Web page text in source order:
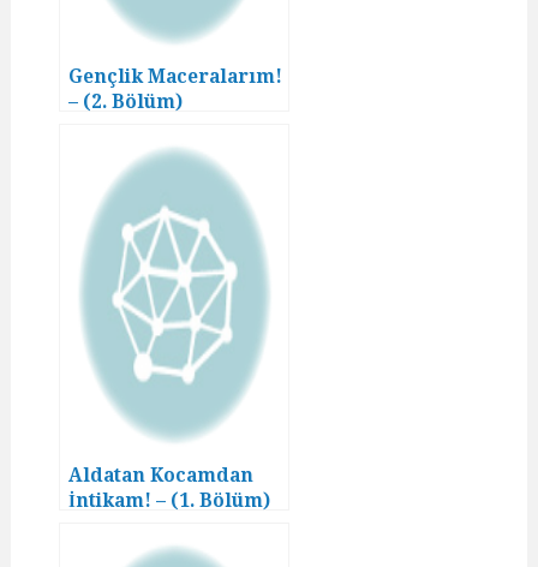
Gençlik Maceralarım!
– (2. Bölüm)
Aldatan Kocamdan
İntikam! – (1. Bölüm)